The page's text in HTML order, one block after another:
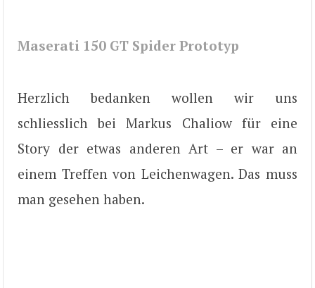
Maserati 150 GT Spider Prototyp
Herzlich bedanken wollen wir uns
schliesslich bei Markus Chaliow für eine
Story der etwas anderen Art – er war an
einem Treffen von Leichenwagen. Das muss
man gesehen haben.